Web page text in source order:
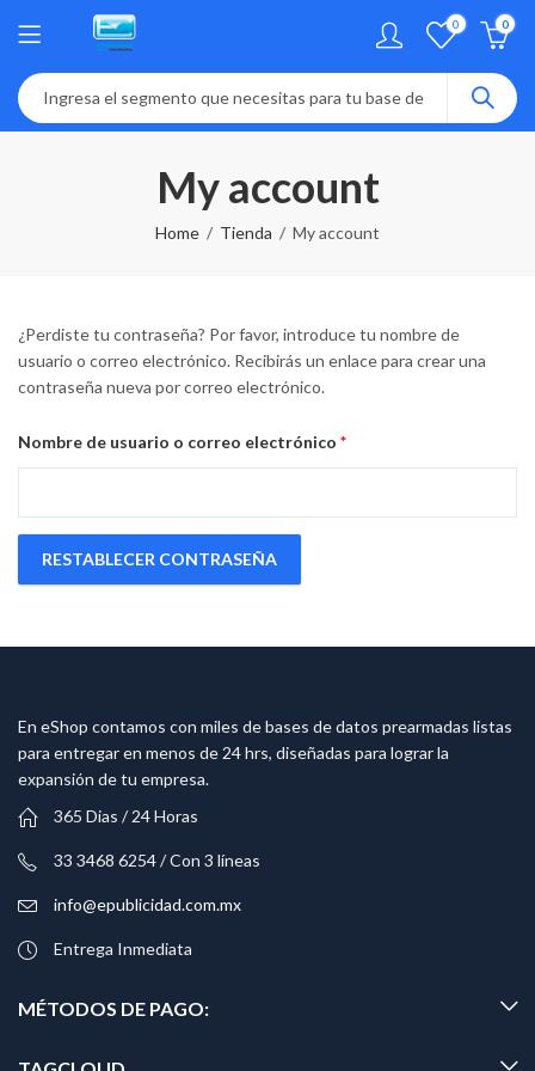
0 0
My account
Home Tienda My account
¿Perdiste tu contraseña? Por favor, introduce tu nombre de
usuario o correo electrónico. Recibirás un enlace para crear una
contraseña nueva por correo electrónico.
Nombre de usuario o correo electrónico *Obligatorio
RESTABLECER CONTRASEÑA
En eShop contamos con miles de bases de datos prearmadas listas
para entregar en menos de 24 hrs, diseñadas para lograr la
expansión de tu empresa.
365 Dias / 24 Horas
33 3468 6254 / Con 3 líneas
info@epublicidad.com.mx
Entrega Inmediata
MÉTODOS DE PAGO: